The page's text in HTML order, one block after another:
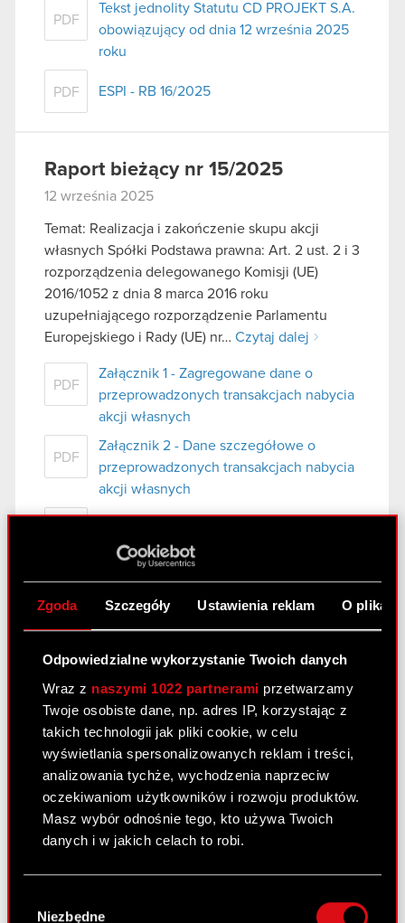
Zgoda Szczegóły Ustawienia reklam O
Odpowiedzialne wykorzystanie Twoich danych
Wraz z naszymi 1022 partnerami przetwarzamy
Twoje osobiste dane, np. adres IP, korzystając z
takich technologii jak pliki cookie, w celu
wyświetlania spersonalizowanych reklam i treści,
analizowania tychże, wychodzenia naprzeciw
oczekiwaniom użytkowników i rozwoju produktów.
Masz wybór odnośnie tego, kto używa Twoich
danych i w jakich celach to robi.
Gromadzić dane dotyczące Twojej
zgody
Niezbędne
PDF
Tekst jednolity Statutu CD PROJEKT S.A.
obowiązujący od dnia 12 września 2025
roku
PDF ESPI - RB 16/2025
Raport bieżący nr 15/2025
12 września 2025
Temat: Realizacja i zakończenie skupu akcji
własnych Spółki Podstawa prawna: Art. 2 ust. 2 i 3
rozporządzenia delegowanego Komisji (UE)
2016/1052 z dnia 8 marca 2016 roku
uzupełniającego rozporządzenie Parlamentu
Europejskiego i Rady (UE) nr… Czytaj dalej
PDF
Załącznik 1 - Zagregowane dane o
przeprowadzonych transakcjach nabycia
akcji własnych
PDF
Załącznik 2 - Dane szczegółowe o
przeprowadzonych transakcjach nabycia
akcji własnych
Raport bieżący nr 14/2025
5 września 2025
Temat: Rozpoczęcie skupu akcji własnych Spółki
Podstawa prawna: Art. 5 ust. 1 lit. a)
Rozporządzenia Parlamentu Europejskiego i Rady
(UE) nr 596/2014 z dnia 16 kwietnia 2014 r. w
sprawie nadużyć na rynku (MAR) w…Czytaj dalej
PDF ESPI - RB 14/2025
Raport bieżący nr 13/2025